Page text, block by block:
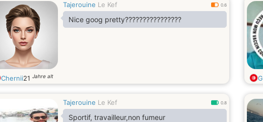
Tajerouine Le Kef 0.6
Nice goog pretty????????????????
Chernii21 Jahre alt
Tajerouine Le Kef 0.8
Sportif, travailleur,non fumeur